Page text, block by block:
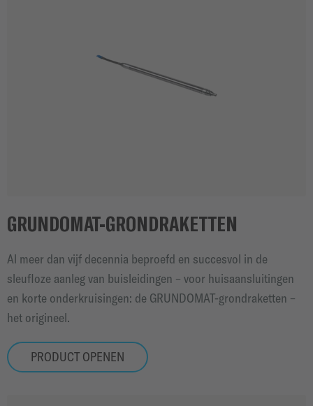
GRUNDOMAT-GRONDRAKETTEN
Al meer dan vijf decennia beproefd en succesvol in de
sleufloze aanleg van buisleidingen – voor huisaansluitingen
en korte onderkruisingen: de GRUNDOMAT-grondraketten –
het origineel.
PRODUCT OPENEN